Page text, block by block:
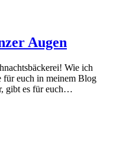
Augen
Wie ich
für euch in meinem Blog
gibt es für euch…